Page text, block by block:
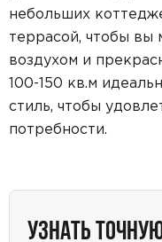
небольших
террасой, чтобы вы
воздухом и
100-150 кв.м
стиль, чтобы
потребности.
УЗНАТЬ